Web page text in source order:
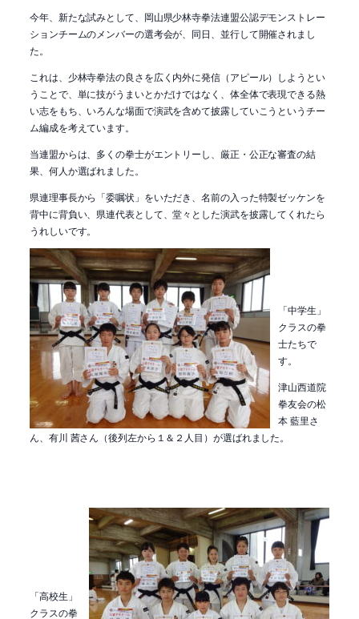
今年、新たな試みとして、岡山県少林寺拳法連盟公認デモンストレー
ションチームのメンバーの選考会が、同日、並行して開催されまし
た。
これは、少林寺拳法の良さを広く内外に発信（アピール）しようとい
うことで、単に技がうまいとかだけではなく、体全体で表現できる熱
い志をもち、いろんな場面で演武を含めて披露していこうというチー
ム編成を考えています。
当連盟からは、多くの拳士がエントリーし、厳正・公正な審査の結
果、何人か選ばれました。
県連理事長から「委嘱状」をいただき、名前の入った特製ゼッケンを
背中に背負い、県連代表として、堂々とした演武を披露してくれたら
うれしいです。
「中学生」
クラスの拳
士たちで
す。
津山西道院
拳友会の松
本 藍里さ
ん、有川 茜さん（後列左から１＆２人目）が選ばれました。
「高校生」
クラスの拳